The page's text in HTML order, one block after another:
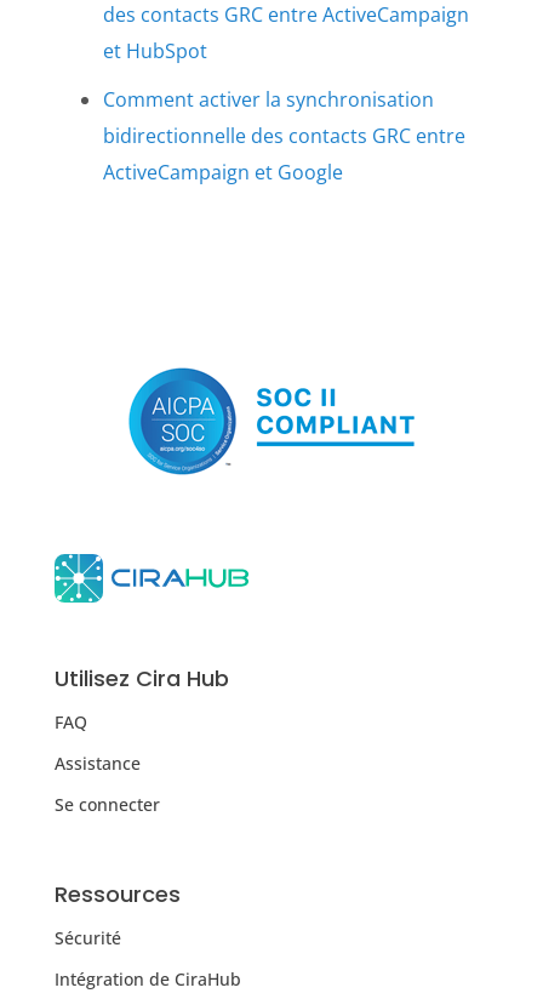
des contacts GRC entre ActiveCampaign
et HubSpot
Comment activer la synchronisation
bidirectionnelle des contacts GRC entre
ActiveCampaign et Google
Utilisez Cira Hub
FAQ
Assistance
Se connecter
Ressources
Sécurité
Intégration de CiraHub